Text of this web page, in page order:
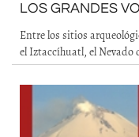
LOS GRANDES
Entre los sitios
el Iztaccíhuatl, el Nevado